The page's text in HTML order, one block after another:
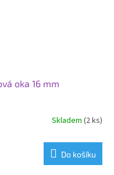
oka 16 mm
Skladem (2 ks)
Do košíku